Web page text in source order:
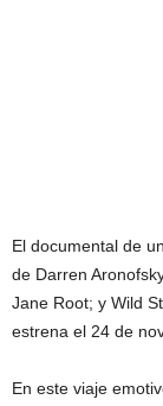
El documental de
de Darren
Jane Root; y Wild
estrena el 24 de
En este viaje